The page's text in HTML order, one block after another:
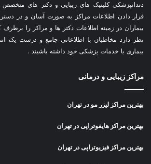
دندانپزشکی کلینیک های زیبایی و دکتر های متخصص
قرار دادن اطلاعات مراکز به صورت آسان و در
بیماران در زمینه اطلاعات دکتر ها و مراکز را
نظر دارد مخاطبان با اطلاعاتی جامع و درست یک
بیماری یا خدمات پزشکی خود داشته باشیند .
مراکز زیبایی و درمانی
بهترین مراکز لیزر مو در تهران
بهترین مراکز هایفوتراپی در تهران
بهترین مراکز فیزیوتراپی در تهران